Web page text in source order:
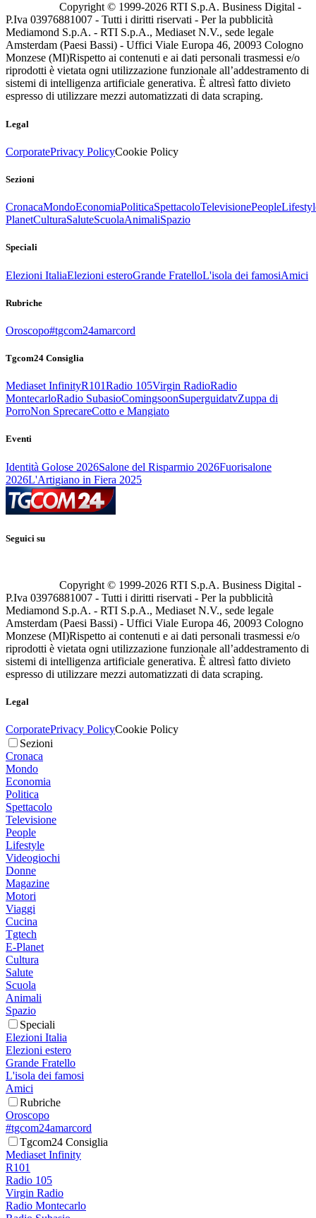
Copyright © 1999-2026 RTI S.p.A. Business Digital -
P.Iva 03976881007 - Tutti i diritti riservati - Per la pubblicità
Mediamond S.p.A. - RTI S.p.A., Mediaset N.V., sede legale
Amsterdam (Paesi Bassi) - Uffici Viale Europa 46, 20093 Cologno
Monzese (MI)Rispetto ai contenuti e ai dati personali trasmessi e/o
riprodotti è vietata ogni utilizzazione funzionale all’addestramento di
sistemi di intelligenza artificiale generativa. È altresì fatto divieto
espresso di utilizzare mezzi automatizzati di data scraping.
Legal
CorporatePrivacy PolicyCookie Policy
Sezioni
CronacaMondoEconomiaPoliticaSpettacoloTelevisionePeople
PlanetCulturaSaluteScuolaAnimaliSpazio
Speciali
Elezioni ItaliaElezioni esteroGrande FratelloL'isola dei famosiAmici
Rubriche
Oroscopo#tgcom24amarcord
Tgcom24 Consiglia
Mediaset InfinityR101Radio 105Virgin RadioRadio
MontecarloRadio SubasioComingsoonSuperguidatvZuppa di
PorroNon SprecareCotto e Mangiato
Eventi
Identità Golose 2026Salone del Risparmio 2026Fuorisalone
2026L'Artigiano in Fiera 2025
Seguici su
Copyright © 1999-2026 RTI S.p.A. Business Digital -
P.Iva 03976881007 - Tutti i diritti riservati - Per la pubblicità
Mediamond S.p.A. - RTI S.p.A., Mediaset N.V., sede legale
Amsterdam (Paesi Bassi) - Uffici Viale Europa 46, 20093 Cologno
Monzese (MI)Rispetto ai contenuti e ai dati personali trasmessi e/o
riprodotti è vietata ogni utilizzazione funzionale all’addestramento di
sistemi di intelligenza artificiale generativa. È altresì fatto divieto
espresso di utilizzare mezzi automatizzati di data scraping.
Legal
CorporatePrivacy PolicyCookie Policy
Sezioni
Cronaca
Mondo
Economia
Politica
Spettacolo
Televisione
People
Lifestyle
Videogiochi
Donne
Magazine
Motori
Viaggi
Cucina
Tgtech
E-Planet
Cultura
Salute
Scuola
Animali
Spazio
Speciali
Elezioni Italia
Elezioni estero
Grande Fratello
L'isola dei famosi
Amici
Rubriche
Oroscopo
#tgcom24amarcord
Tgcom24 Consiglia
Mediaset Infinity
R101
Radio 105
Virgin Radio
Radio Montecarlo